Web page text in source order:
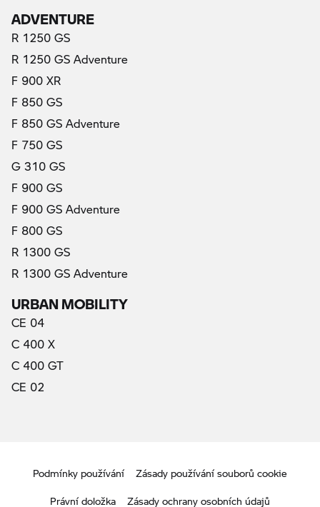
ADVENTURE
R 1250 GS
R 1250 GS Adventure
F 900 XR
F 850 GS
F 850 GS Adventure
F 750 GS
G 310 GS
F 900 GS
F 900 GS Adventure
F 800 GS
R 1300 GS
R 1300 GS Adventure
URBAN MOBILITY
CE 04
C 400 X
C 400 GT
CE 02
Podmínky používání
Zásady používání souborů cookie
Právní doložka
Zásady ochrany osobních údajů